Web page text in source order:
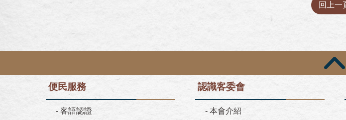
回上一
便民服務
- 客語認證
認識客委會
- 本會介紹